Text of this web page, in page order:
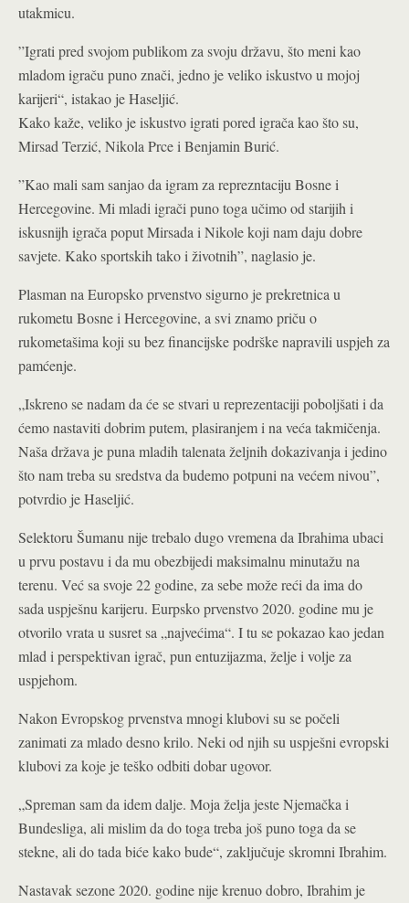
utakmicu.
”Igrati pred svojom publikom za svoju državu, što meni kao
mladom igraču puno znači, jedno je veliko iskustvo u mojoj
karijeri“, istakao je Haseljić.
Kako kaže, veliko je iskustvo igrati pored igrača kao što su,
Mirsad Terzić, Nikola Prce i Benjamin Burić.
”Kao mali sam sanjao da igram za reprezntaciju Bosne i
Hercegovine. Mi mladi igrači puno toga učimo od starijih i
iskusnijh igrača poput Mirsada i Nikole koji nam daju dobre
savjete. Kako sportskih tako i životnih”, naglasio je.
Plasman na Europsko prvenstvo sigurno je prekretnica u
rukometu Bosne i Hercegovine, a svi znamo priču o
rukometašima koji su bez financijske podrške napravili uspjeh za
pamćenje.
„Iskreno se nadam da će se stvari u reprezentaciji poboljšati i da
ćemo nastaviti dobrim putem, plasiranjem i na veća takmičenja.
Naša država je puna mladih talenata željnih dokazivanja i jedino
što nam treba su sredstva da budemo potpuni na većem nivou”,
potvrdio je Haseljić.
Selektoru Šumanu nije trebalo dugo vremena da Ibrahima ubaci
u prvu postavu i da mu obezbijedi maksimalnu minutažu na
terenu. Već sa svoje 22 godine, za sebe može reći da ima do
sada uspješnu karijeru. Eurpsko prvenstvo 2020. godine mu je
otvorilo vrata u susret sa „najvećima“. I tu se pokazao kao jedan
mlad i perspektivan igrač, pun entuzijazma, želje i volje za
uspjehom.
Nakon Evropskog prvenstva mnogi klubovi su se počeli
zanimati za mlado desno krilo. Neki od njih su uspješni evropski
klubovi za koje je teško odbiti dobar ugovor.
„Spreman sam da idem dalje. Moja želja jeste Njemačka i
Bundesliga, ali mislim da do toga treba još puno toga da se
stekne, ali do tada biće kako bude“, zaključuje skromni Ibrahim.
Nastavak sezone 2020. godine nije krenuo dobro, Ibrahim je